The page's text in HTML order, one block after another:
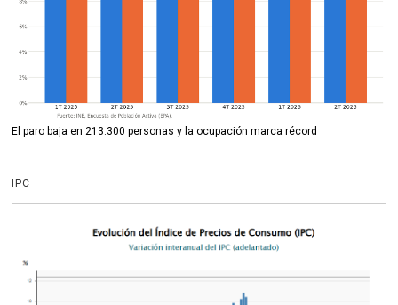
El paro baja en 213.300 personas y la ocupación marca récord
IPC